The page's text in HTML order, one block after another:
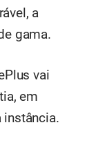
a
gama.
vai
em
instância.